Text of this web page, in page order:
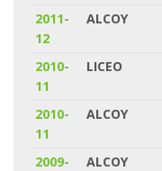
2011-
12
ALCOY
2010-
11
LICEO
2010-
11
ALCOY
2009-
ALCOY